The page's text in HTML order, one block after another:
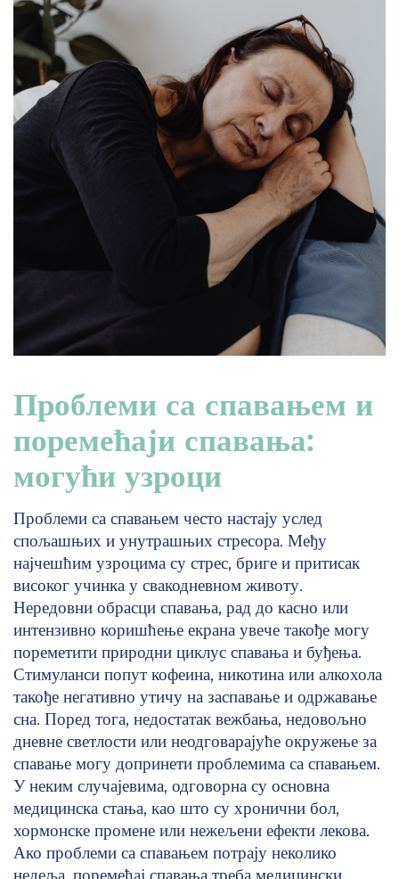
Проблеми са спавањем и
поремећаји спавања:
могући узроци
Проблеми са спавањем често настају услед
спољашњих и унутрашњих стресора. Међу
најчешћим узроцима су стрес, бриге и притисак
високог учинка у свакодневном животу.
Нередовни обрасци спавања, рад до касно или
интензивно коришћење екрана увече такође могу
пореметити природни циклус спавања и буђења.
Стимуланси попут кофеина, никотина или алкохола
такође негативно утичу на заспавање и одржавање
сна. Поред тога, недостатак вежбања, недовољно
дневне светлости или неодговарајуће окружење за
спавање могу допринети проблемима са спавањем.
У неким случајевима, одговорна су основна
медицинска стања, као што су хронични бол,
хормонске промене или нежељени ефекти лекова.
Ако проблеми са спавањем потрају неколико